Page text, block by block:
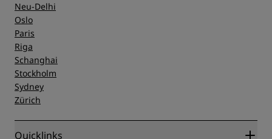
Neu-Delhi
Oslo
Paris
Riga
Schanghai
Stockholm
Sydney
Zürich
Quicklinks